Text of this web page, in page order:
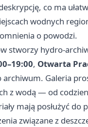
co ma
wodnych
o powodzi.
stworzy hydro-
, Otwarta
Galeria
z wodą — od
mają posłużyć
związane z